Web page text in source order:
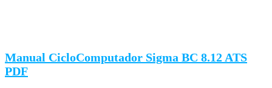
Manual CicloComputador Sigma BC 8.12 ATS
PDF